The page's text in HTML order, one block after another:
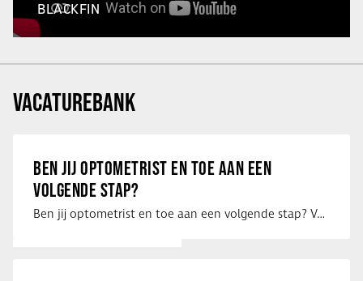
BLACKFIN
VACATUREBANK
BEN JIJ OPTOMETRIST EN TOE AAN EEN
VOLGENDE STAP?
Ben jij optometrist en toe aan een volgende stap? Voor een optiekketen is Eye …